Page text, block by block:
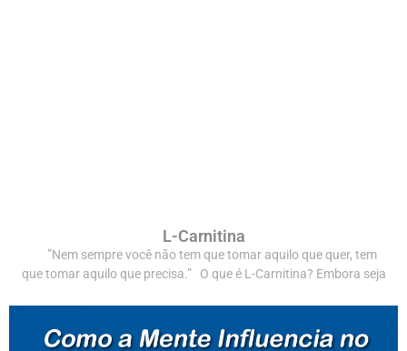
L-Carnitina
”Nem sempre você não tem que tomar aquilo que quer, tem
que tomar aquilo que precisa.” O que é L-Carnitina? Embora seja